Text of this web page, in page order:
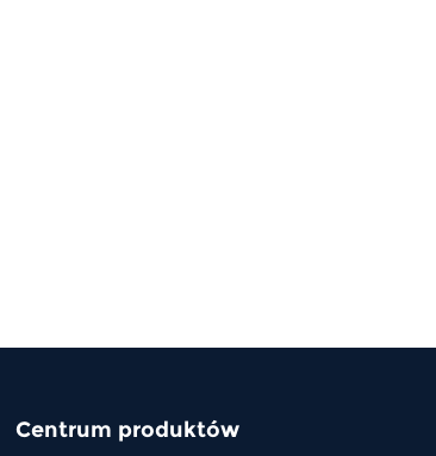
Centrum produktów